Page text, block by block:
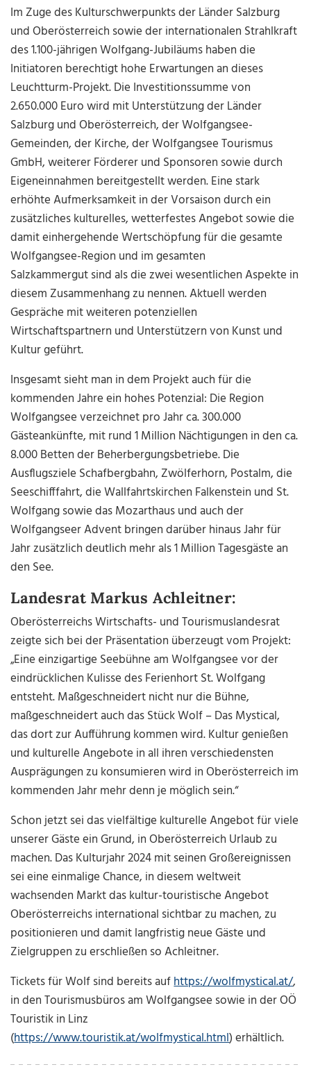
Im Zuge des Kulturschwerpunkts der Länder Salzburg
und Oberösterreich sowie der internationalen Strahlkraft
des 1.100-jährigen Wolfgang-Jubiläums haben die
Initiatoren berechtigt hohe Erwartungen an dieses
Leuchtturm-Projekt. Die Investitionssumme von
2.650.000 Euro wird mit Unterstützung der Länder
Salzburg und Oberösterreich, der Wolfgangsee-
Gemeinden, der Kirche, der Wolfgangsee Tourismus
GmbH, weiterer Förderer und Sponsoren sowie durch
Eigeneinnahmen bereitgestellt werden. Eine stark
erhöhte Aufmerksamkeit in der Vorsaison durch ein
zusätzliches kulturelles, wetterfestes Angebot sowie die
damit einhergehende Wertschöpfung für die gesamte
Wolfgangsee-Region und im gesamten
Salzkammergut sind als die zwei wesentlichen Aspekte in
diesem Zusammenhang zu nennen. Aktuell werden
Gespräche mit weiteren potenziellen
Wirtschaftspartnern und Unterstützern von Kunst und
Kultur geführt.
Insgesamt sieht man in dem Projekt auch für die
kommenden Jahre ein hohes Potenzial: Die Region
Wolfgangsee verzeichnet pro Jahr ca. 300.000
Gästeankünfte, mit rund 1 Million Nächtigungen in den ca.
8.000 Betten der Beherbergungsbetriebe. Die
Ausflugsziele Schafbergbahn, Zwölferhorn, Postalm, die
Seeschifffahrt, die Wallfahrtskirchen Falkenstein und St.
Wolfgang sowie das Mozarthaus und auch der
Wolfgangseer Advent bringen darüber hinaus Jahr für
Jahr zusätzlich deutlich mehr als 1 Million Tagesgäste an
den See.
Landesrat Markus Achleitner:
Oberösterreichs Wirtschafts- und Tourismuslandesrat
zeigte sich bei der Präsentation überzeugt vom Projekt:
„Eine einzigartige Seebühne am Wolfgangsee vor der
eindrücklichen Kulisse des Ferienhort St. Wolfgang
entsteht. Maßgeschneidert nicht nur die Bühne,
maßgeschneidert auch das Stück Wolf – Das Mystical,
das dort zur Aufführung kommen wird. Kultur genießen
und kulturelle Angebote in all ihren verschiedensten
Ausprägungen zu konsumieren wird in Oberösterreich im
kommenden Jahr mehr denn je möglich sein.“
Schon jetzt sei das vielfältige kulturelle Angebot für viele
unserer Gäste ein Grund, in Oberösterreich Urlaub zu
machen. Das Kulturjahr 2024 mit seinen Großereignissen
sei eine einmalige Chance, in diesem weltweit
wachsenden Markt das kultur-touristische Angebot
Oberösterreichs international sichtbar zu machen, zu
positionieren und damit langfristig neue Gäste und
Zielgruppen zu erschließen so Achleitner.
Tickets für Wolf sind bereits aufhttps://wolfmystical.at/,
in den Tourismusbüros am Wolfgangsee sowie in der OÖ
Touristik in Linz
(https://www.touristik.at/wolfmystical.html) erhältlich.